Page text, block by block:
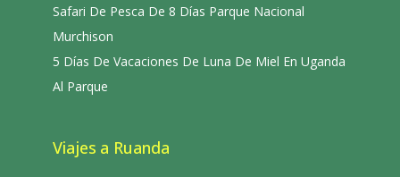
Safari De Pesca De 8 Días Parque Nacional
Murchison
5 Días De Vacaciones De Luna De Miel En Uganda
Al Parque
Viajes a Ruanda